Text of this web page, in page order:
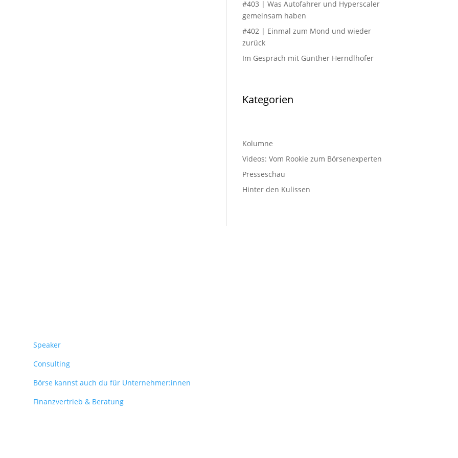
#403 | Was Autofahrer und Hyperscaler
gemeinsam haben
#402 | Einmal zum Mond und wieder
zurück
Im Gespräch mit Günther Herndlhofer
Kategorien
Kolumne
Videos: Vom Rookie zum Börsenexperten
Presseschau
Hinter den Kulissen
Speaker
Consulting
Börse kannst auch du für Unternehmer:innen
Finanzvertrieb & Beratung